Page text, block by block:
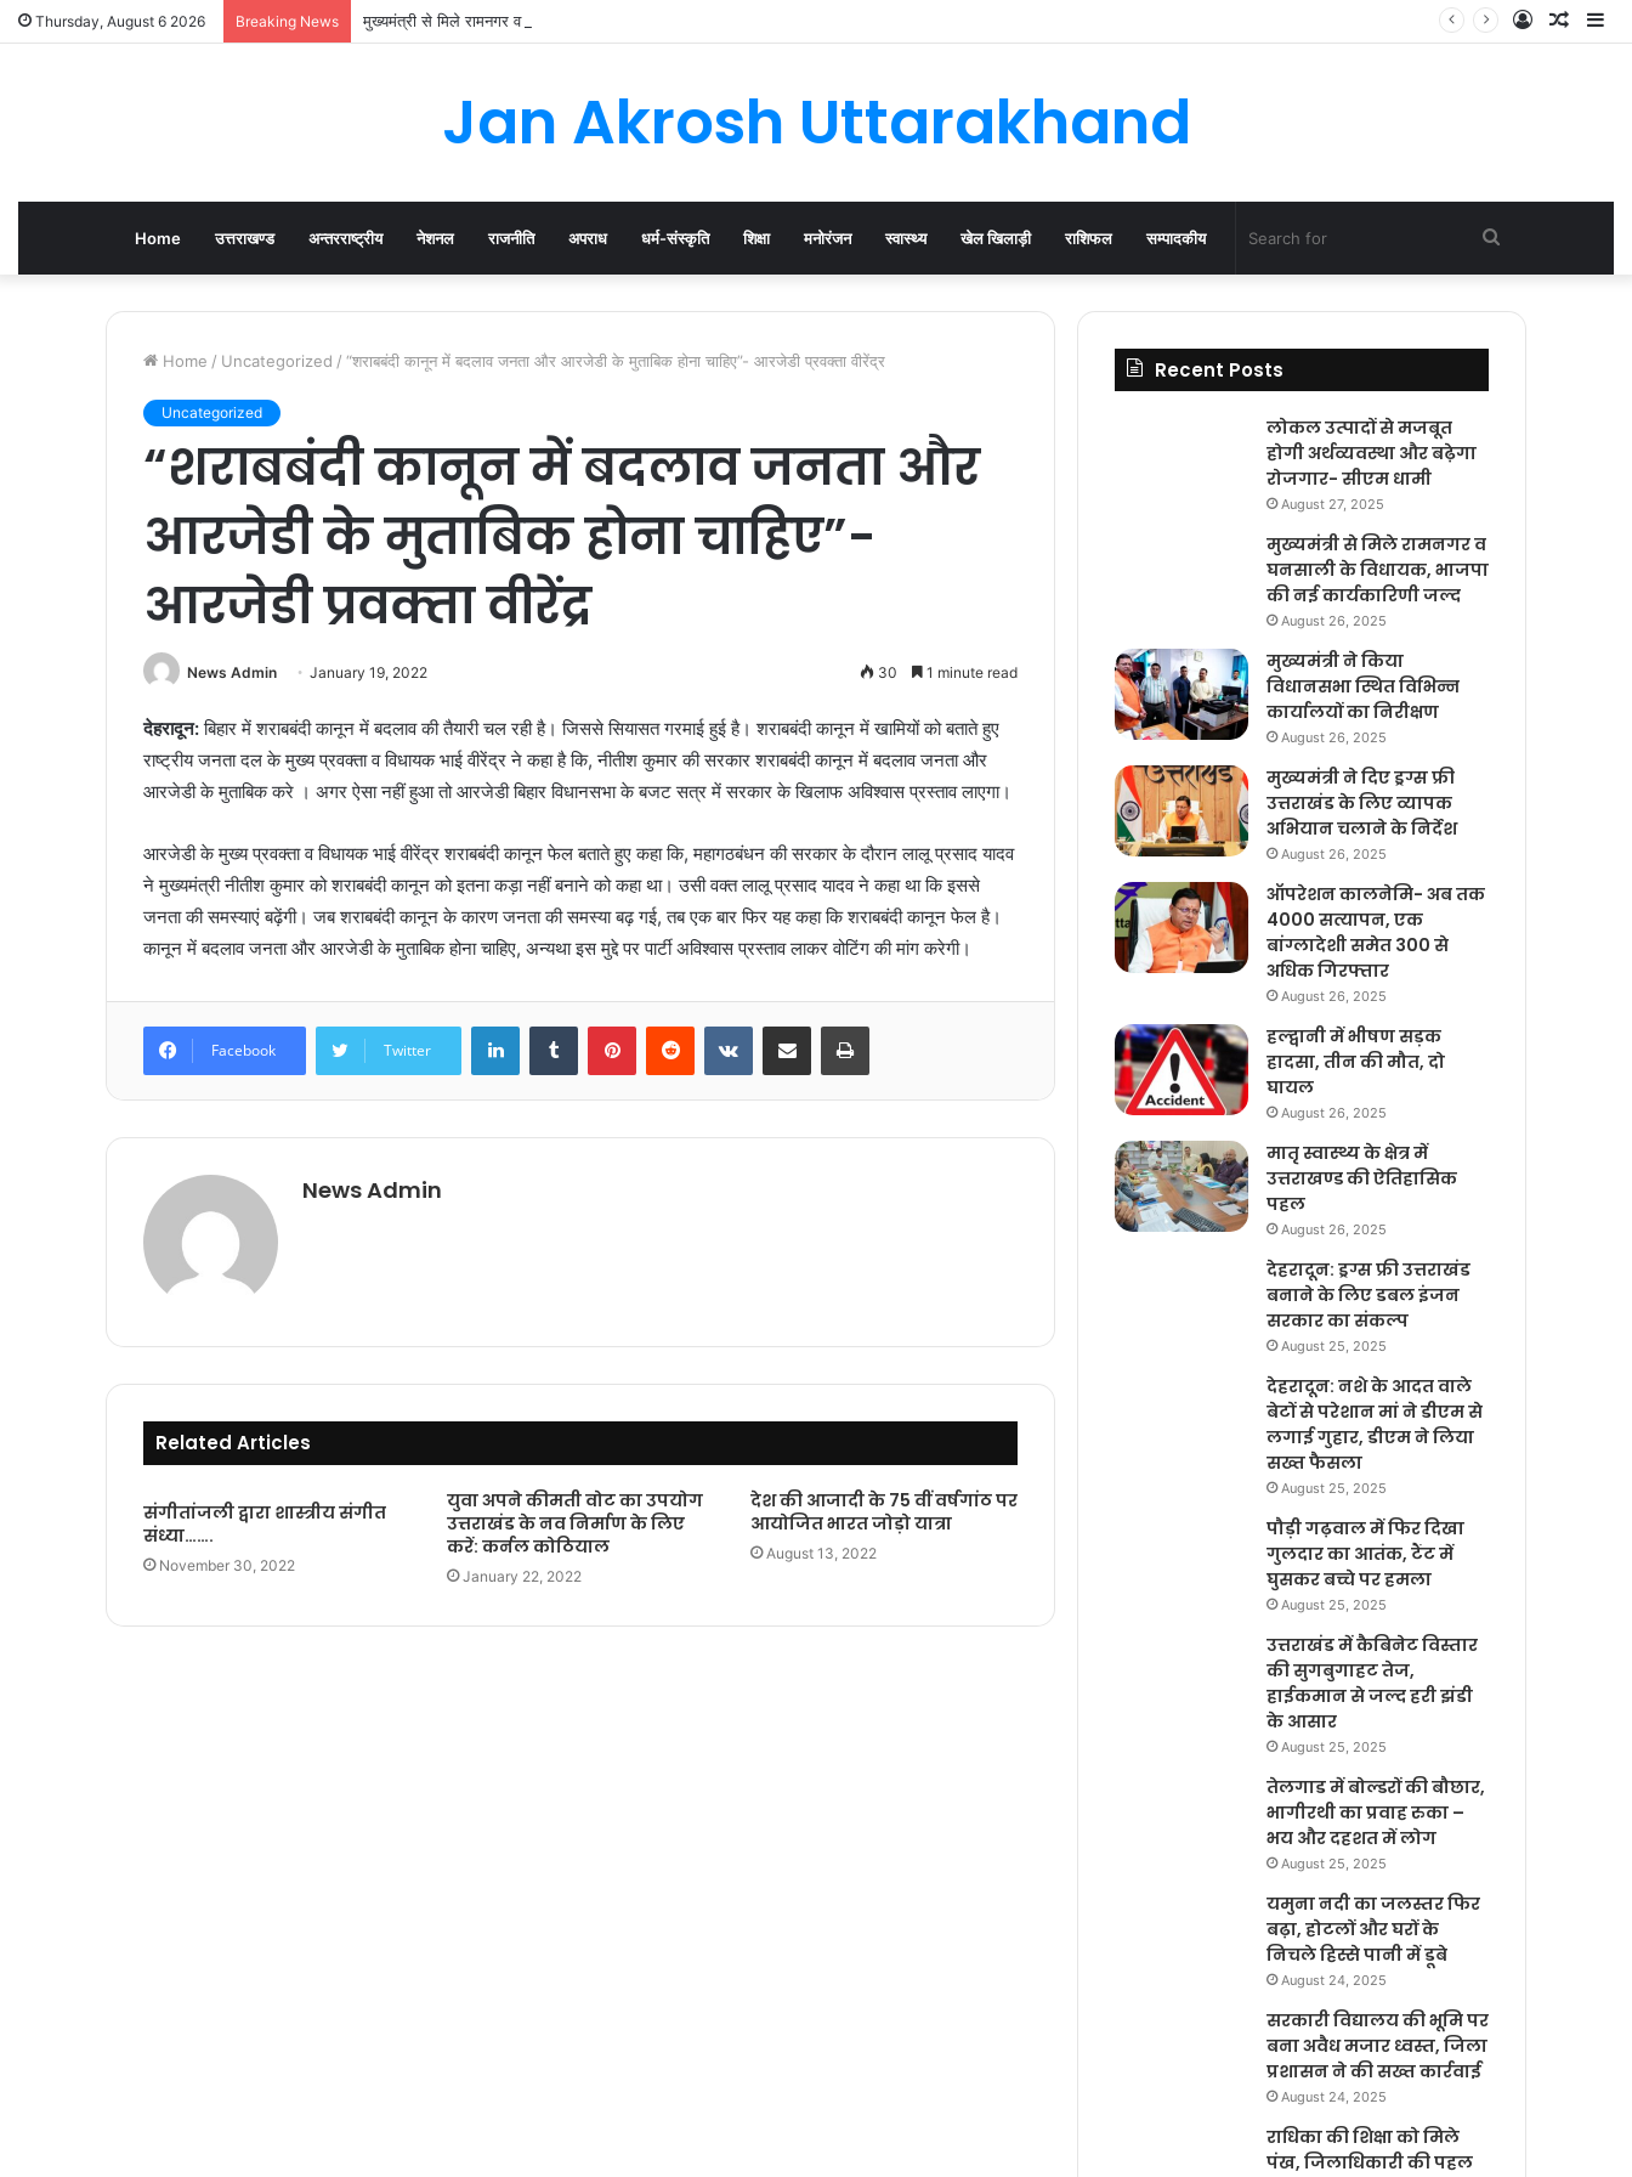
Thursday, August 6 2026 Breaking News मुख्यमंत्री से मिले रामनगर व घनसाली के विधायक, भाजपा की नई कार्यकारिणी जल्द
Log
Jan Akrosh Uttarakhand
Home उत्तराखण्ड अन्तरराष्ट्रीय नेशनल राजनीति अपराध धर्म-संस्कृति शिक्षा मनोरंजन स्वास्थ्य खेल खिलाड़ी राशिफल सम्पादकीय Search
for
Home / Uncategorized / “शराबबंदी कानून में बदलाव जनता और आरजेडी के मुताबिक होना चाहिए”- आरजेडी प्रवक्‍ता वीरेंद्र
Uncategorized
“शराबबंदी कानून में बदलाव जनता और
आरजेडी के मुताबिक होना चाहिए”-
आरजेडी प्रवक्‍ता वीरेंद्र
News Admin January 19, 2022 30 1 minute read
देहरादून:बिहार में शराबबंदी कानून में बदलाव की तैयारी चल रही है। जिससे सियासत गरमाई हुई है। शराबबंदी कानून में खामियों को बताते हुए
राष्ट्रीय जनता दल के मुख्य प्रवक्ता व विधायक भाई वीरेंद्र ने कहा है कि, नीतीश कुमार की सरकार शराबबंदी कानून में बदलाव जनता और
आरजेडी के मुताबिक करे । अगर ऐसा नहीं हुआ तो आरजेडी बिहार विधानसभा के बजट सत्र में सरकार के खिलाफ अविश्वास प्रस्ताव लाएगा।
आरजेडी के मुख्‍य प्रवक्‍ता व विधायक भाई वीरेंद्र शराबबंदी कानून फेल बताते हुए कहा कि, महागठबंधन की सरकार के दौरान लालू प्रसाद यादव
ने मुख्‍यमंत्री नीतीश कुमार को शराबबंदी कानून को इतना कड़ा नहीं बनाने को कहा था। उसी वक्‍त लालू प्रसाद यादव ने कहा था कि इससे
जनता की समस्याएं बढ़ेंगी। जब शराबबंदी कानून के कारण जनता की समस्या बढ़ गई, तब एक बार फिर यह कहा कि शराबबंदी कानून फेल है।
कानून में बदलाव जनता और आरजेडी के मुताबिक होना चाहिए, अन्‍यथा इस मुद्दे पर पार्टी अविश्वास प्रस्ताव लाकर वोटिंग की मांग करेगी।
Facebook Twitter
LinkedInTumblr PinterestReddit VKontakteShare via Email Print
News Admin
Related Articles
संगीतांजली द्वारा शास्त्रीय संगीत
संध्या…….
November 30, 2022
युवा अपने कीमती वोट का उपयोग
उत्तराखंड के नव निर्माण के लिए
करें: कर्नल कोठियाल
January 22, 2022
देश की आजादी के 75 वीं वर्षगांठ पर
आयोजित भारत जोड़ो यात्रा
August 13, 2022
Recent Posts
लोकल उत्पादों से मजबूत
होगी अर्थव्यवस्था और बढ़ेगा
रोजगार- सीएम धामी
August 27, 2025
मुख्यमंत्री से मिले रामनगर व
घनसाली के विधायक, भाजपा
की नई कार्यकारिणी जल्द
August 26, 2025
मुख्यमंत्री ने किया
विधानसभा स्थित विभिन्न
कार्यालयों का निरीक्षण
August 26, 2025
मुख्यमंत्री ने दिए ड्रग्स फ्री
उत्तराखंड के लिए व्यापक
अभियान चलाने के निर्देश
August 26, 2025
ऑपरेशन कालनेमि- अब तक
4000 सत्यापन, एक
बांग्लादेशी समेत 300 से
अधिक गिरफ्तार
August 26, 2025
हल्द्वानी में भीषण सड़क
हादसा, तीन की मौत, दो
घायल
August 26, 2025
मातृ स्वास्थ्य के क्षेत्र में
उत्तराखण्ड की ऐतिहासिक
पहल
August 26, 2025
देहरादून: ड्रग्स फ्री उत्तराखंड
बनाने के लिए डबल इंजन
सरकार का संकल्प
August 25, 2025
देहरादून: नशे के आदत वाले
बेटों से परेशान मां ने डीएम से
लगाई गुहार, डीएम ने लिया
सख्त फैसला
August 25, 2025
पौड़ी गढ़वाल में फिर दिखा
गुलदार का आतंक, टैंट में
घुसकर बच्चे पर हमला
August 25, 2025
उत्तराखंड में कैबिनेट विस्तार
की सुगबुगाहट तेज,
हाईकमान से जल्द हरी झंडी
के आसार
August 25, 2025
तेलगाड में बोल्डरों की बौछार,
भागीरथी का प्रवाह रुका –
भय और दहशत में लोग
August 25, 2025
यमुना नदी का जलस्तर फिर
बढ़ा, होटलों और घरों के
निचले हिस्से पानी में डूबे
August 24, 2025
सरकारी विद्यालय की भूमि पर
बना अवैध मजार ध्वस्त, जिला
प्रशासन ने की सख्त कार्रवाई
August 24, 2025
राधिका की शिक्षा को मिले
पंख, जिलाधिकारी की पहल